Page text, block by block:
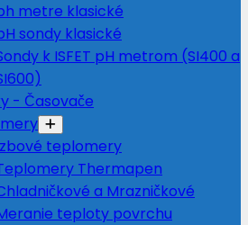
metre klasické
sondy klasické
k ISFET pH metrom (SI400 a
- Časovače
teplomery
Thermapen
a Mrazničkové
teploty povrchu